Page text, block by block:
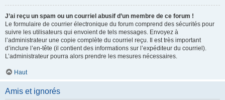
J’ai reçu un spam ou un courriel abusif d’un membre de ce forum !
Le formulaire de courrier électronique du forum comprend des sécurités pour
suivre les utilisateurs qui envoient de tels messages. Envoyez à
l’administrateur une copie complète du courriel reçu. Il est très important
d’inclure l’en-tête (il contient des informations sur l’expéditeur du courriel).
L’administrateur pourra alors prendre les mesures nécessaires.
Haut
Amis et ignorés